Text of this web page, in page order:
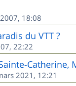
18:08
du VTT ?
22:22
Catherine,
2021, 12:21